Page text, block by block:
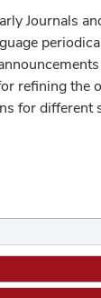
Journals
refining the
for different